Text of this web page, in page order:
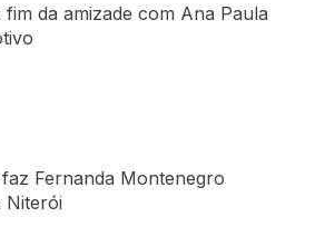
da amizade com Ana Paula
Fernanda Montenegro
Niterói